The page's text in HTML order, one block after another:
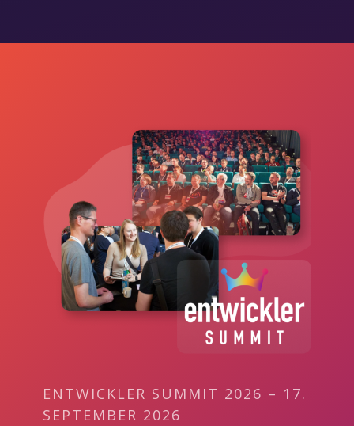
ENTWICKLER SUMMIT 2026 – 17.
SEPTEMBER 2026